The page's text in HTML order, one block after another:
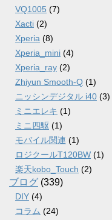
VQ1005 (7)
Xacti (2)
Xperia (8)
Xperia_mini (4)
Xperia_ray (2)
Zhiyun Smooth-Q (1)
ニッシンデジタル i40 (3)
ミニエレキ (1)
ミニ四駆 (1)
モバイル関連 (1)
ロジクールT120BW (1)
楽天kobo_Touch (2)
ブログ (339)
DIY (4)
コラム (24)